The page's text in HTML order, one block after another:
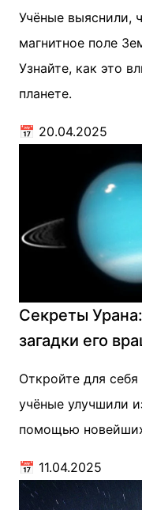
Учёные выяснили,
магнитное поле
Узнайте, как это
планете.
📅 20.04.2025
Секреты
загадки его
Откройте для себя
учёные улучшили
помощью
📅 11.04.2025